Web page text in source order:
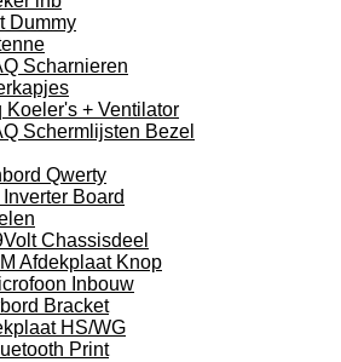
Dummy
Scharnieren
Koeler's + Ventilator
Schermlijsten Bezel
Qwerty
Inverter Board
Chassisdeel
Afdekplaat Knop
Inbouw
Bracket
HS/WG
Print